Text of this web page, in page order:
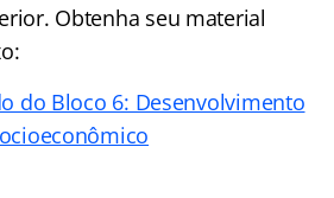
Obtenha seu material
do Bloco 6: Desenvolvimento